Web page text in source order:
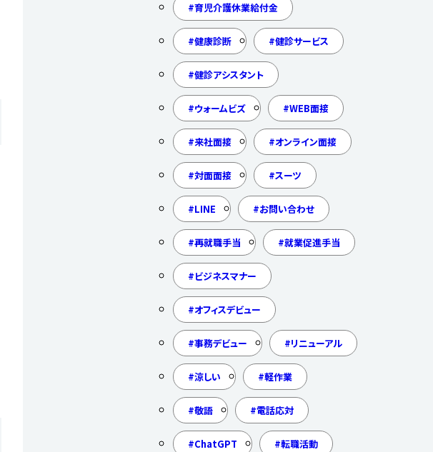
育児介護休業給付金
健康診断 健診サービス
健診アシスタント
ウォームビズ WEB面接
来社面接 オンライン面接
対面面接 スーツ
LINE お問い合わせ
再就職手当 就業促進手当
ビジネスマナー
オフィスデビュー
事務デビュー リニューアル
涼しい 軽作業
敬語 電話応対
ChatGPT 転職活動